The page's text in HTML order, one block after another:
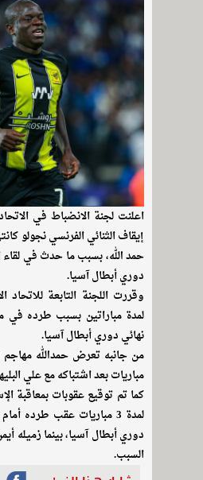
اعلنت لجنة الانضباط في
إيقاف الثنائي الفرنسي نجولو
حمد الله، بسبب ما حدث في لقاء
دوري أبطال آسيا.
وقررت اللجنة التابعة للاتحاد
لمدة مباراتين بسبب طرده في
نهائي دوري أبطال آسيا.
مباريات بعد اشتباكه مع علي
كما تم توقيع عقوبات بمعاقبة
لمدة 3 مباريات عقب طرده
دوري أبطال آسيا، بينما زميله
السبب.